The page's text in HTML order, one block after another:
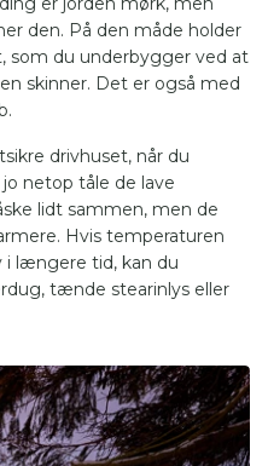
den. På den måde holder
som du underbygger ved at
skinner. Det er også med
drivhuset, når du
netop tåle de lave
lidt sammen, men de
Hvis temperaturen
i længere tid, kan du
tænde stearinlys eller